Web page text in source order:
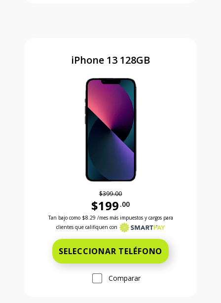
iPhone 13 128GB
$399.00
$199 .00
Antes el precio era 399 dollars and 00 cents
Tan bajo como $8.29 /mes más impuestos y cargos para
clientes que califiquen con
SELECCIONAR TELÉFONO
Comparar